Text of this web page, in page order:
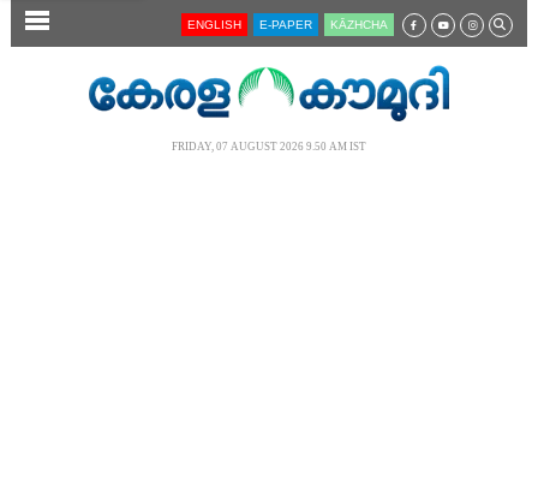
SECTIONS ENGLISH E-PAPER KĀZHCHA
FRIDAY, 07 AUGUST 2026 9.50 AM IST